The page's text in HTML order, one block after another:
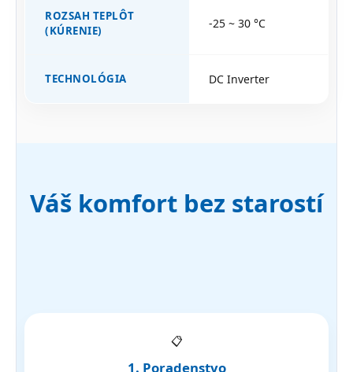
ROZSAH TEPLÔT
(KÚRENIE)
-25 ~ 30 °C
TECHNOLÓGIA DC Inverter
Váš komfort bez starostí
📋
1. Poradenstvo